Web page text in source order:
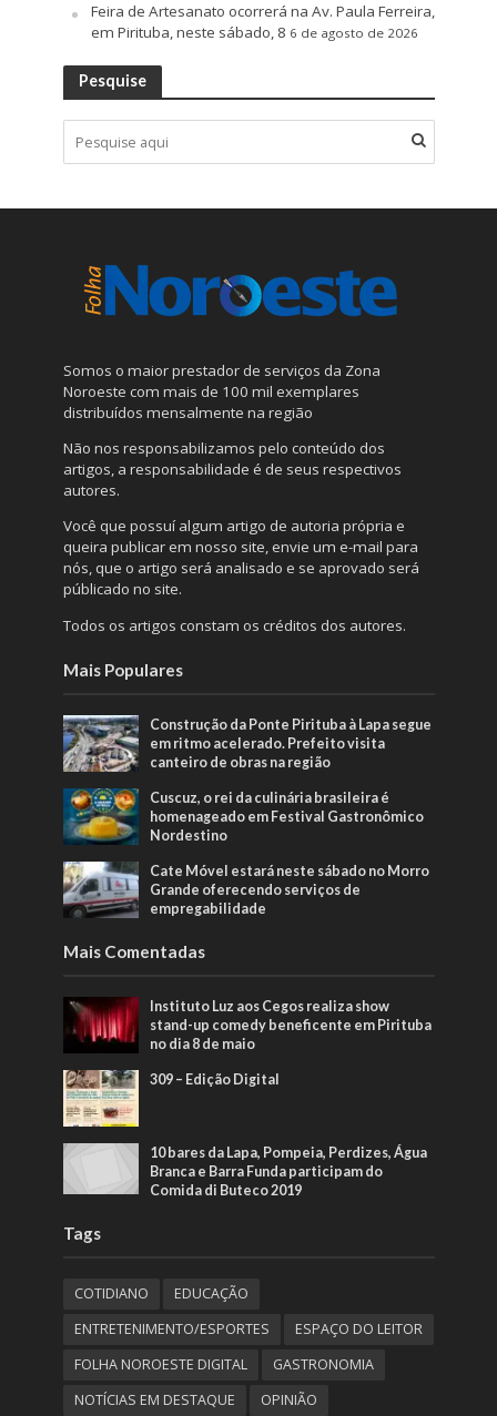
Feira de Artesanato ocorrerá na Av. Paula Ferreira,
em Pirituba, neste sábado, 8 6 de agosto de 2026
Pesquise
Somos o maior prestador de serviços da Zona
Noroeste com mais de 100 mil exemplares
distribuídos mensalmente na região
Não nos responsabilizamos pelo conteúdo dos
artigos, a responsabilidade é de seus respectivos
autores.
Você que possuí algum artigo de autoria própria e
queira publicar em nosso site, envie um e-mail para
nós, que o artigo será analisado e se aprovado será
públicado no site.
Todos os artigos constam os créditos dos autores.
Mais Populares
Construção da Ponte Pirituba à Lapa segue
em ritmo acelerado. Prefeito visita
canteiro de obras na região
Cuscuz, o rei da culinária brasileira é
homenageado em Festival Gastronômico
Nordestino
Cate Móvel estará neste sábado no Morro
Grande oferecendo serviços de
empregabilidade
Mais Comentadas
Instituto Luz aos Cegos realiza show
stand-up comedy beneficente em Pirituba
no dia 8 de maio
309 – Edição Digital
10 bares da Lapa, Pompeia, Perdizes, Água
Branca e Barra Funda participam do
Comida di Buteco 2019
Tags
COTIDIANO
EDUCAÇÃO
ENTRETENIMENTO/ESPORTES
ESPAÇO DO LEITOR
FOLHA NOROESTE DIGITAL
GASTRONOMIA
NOTÍCIAS EM DESTAQUE
OPINIÃO